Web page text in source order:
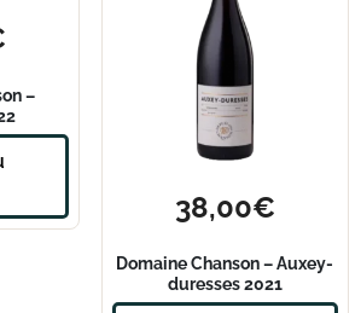
–
38,00€
Domaine Chanson – Auxey-
duresses 2021